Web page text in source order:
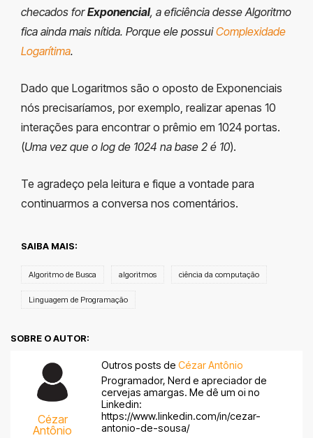
checados forExponencial, a eficiência desse Algoritmo
fica ainda mais nítida. Porque ele possuiComplexidade
Logarítima.
Dado que Logaritmos são o oposto de Exponenciais
nós precisaríamos, por exemplo, realizar apenas 10
interações para encontrar o prêmio em 1024 portas.
(Uma vez que o log de 1024 na base 2 é 10).
Te agradeço pela leitura e fique a vontade para
continuarmos a conversa nos comentários.
SAIBA MAIS:
Algoritmo de Busca algoritmos ciência da computação
Linguagem de Programação
SOBRE O AUTOR:
Cézar
Antônio
Outros posts de Cézar Antônio
Programador, Nerd e apreciador de
cervejas amargas. Me dê um oi no
Linkedin:
https://www.linkedin.com/in/cezar-
antonio-de-sousa/